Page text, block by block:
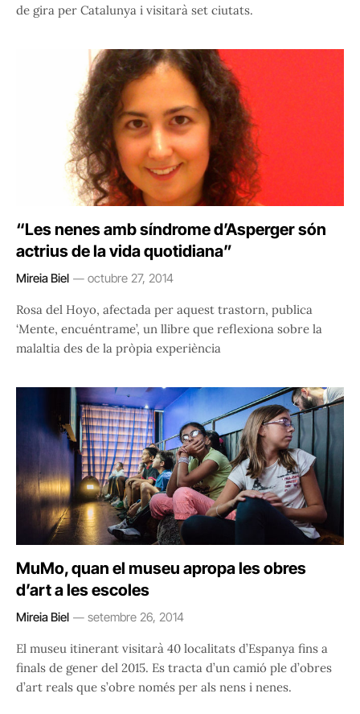
de gira per Catalunya i visitarà set ciutats.
“Les nenes amb síndrome d’Asperger són
actrius de la vida quotidiana”
Mireia Biel octubre 27, 2014
Rosa del Hoyo, afectada per aquest trastorn, publica
‘Mente, encuéntrame’, un llibre que reflexiona sobre la
malaltia des de la pròpia experiència
MuMo, quan el museu apropa les obres
d’art a les escoles
Mireia Biel setembre 26, 2014
El museu itinerant visitarà 40 localitats d’Espanya fins a
finals de gener del 2015. Es tracta d’un camió ple d’obres
d’art reals que s’obre només per als nens i nenes.